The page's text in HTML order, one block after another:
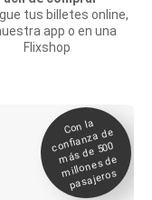
tus billetes online,
app o en una
Flixshop
Con la
confianza de
más de 500
millones de
pasajeros